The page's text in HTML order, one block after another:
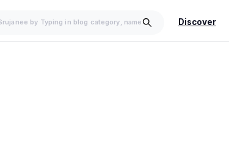
Discover